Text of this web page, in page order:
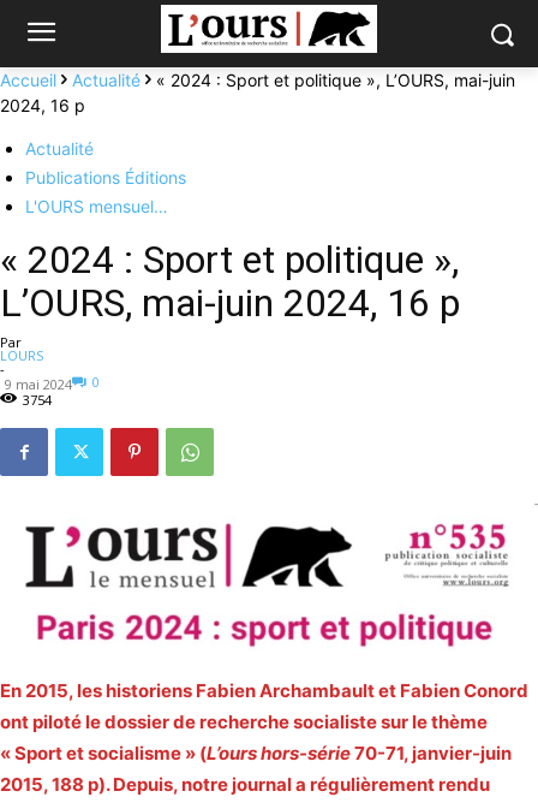
Accueil Actualité
« 2024 : Sport et politique », L’OURS, mai-juin
2024, 16 p
Actualité
Publications Éditions
L'OURS mensuel…
« 2024 : Sport et politique »,
L’OURS, mai-juin 2024, 16 p
Par
LOURS
-
9 mai 2024
0
3754
En 2015, les historiens Fabien Archambault et Fabien Conord
ont piloté le dossier de recherche socialiste sur le thème
« Sport et socialisme » (L’ours hors-série70-71, janvier-juin
2015, 188 p). Depuis, notre journal a régulièrement rendu